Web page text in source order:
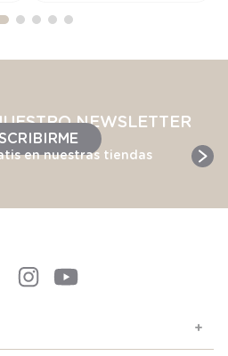
NEWSLETTER
en nuestras tiendas
+